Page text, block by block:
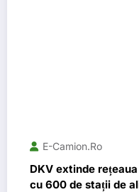
E-Camion.ro
DKV extinde
cu 600 de stații de